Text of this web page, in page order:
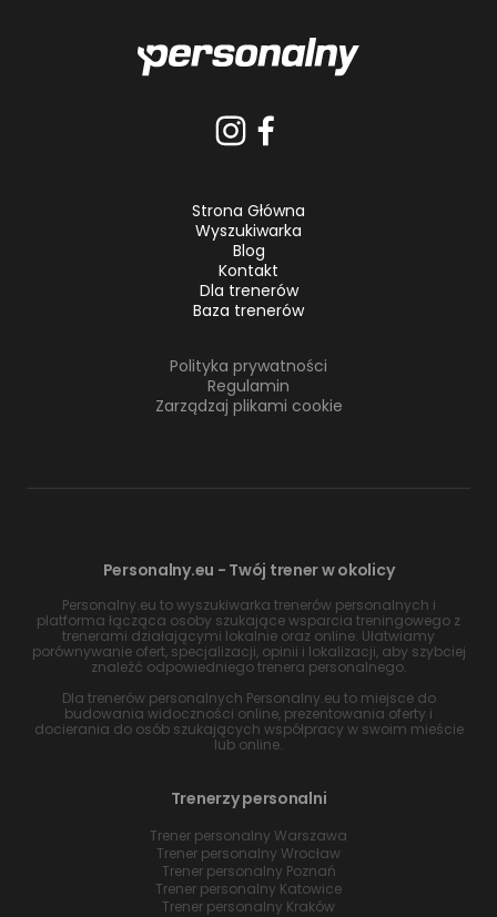
Strona Główna
Wyszukiwarka
Blog
Kontakt
Dla trenerów
Baza trenerów
Polityka prywatności
Regulamin
Zarządzaj plikami cookie
Personalny.eu - Twój trener w okolicy
Personalny.eu to wyszukiwarka trenerów personalnych i
platforma łącząca osoby szukające wsparcia treningowego z
trenerami działającymi lokalnie oraz online. Ułatwiamy
porównywanie ofert, specjalizacji, opinii i lokalizacji, aby szybciej
znaleźć odpowiedniego trenera personalnego.
Dla trenerów personalnych Personalny.eu to miejsce do
budowania widoczności online, prezentowania oferty i
docierania do osób szukających współpracy w swoim mieście
lub online.
Trenerzy personalni
Trener personalny Warszawa
Trener personalny Wrocław
Trener personalny Poznań
Trener personalny Katowice
Trener personalny Kraków